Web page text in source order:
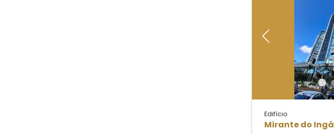
Previous
Edifício
Mirante do Ingá